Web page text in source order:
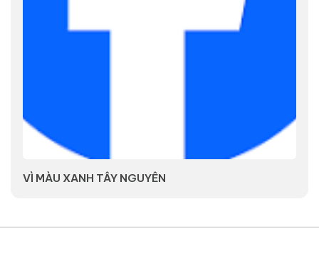
VÌ MÀU XANH TÂY NGUYÊN